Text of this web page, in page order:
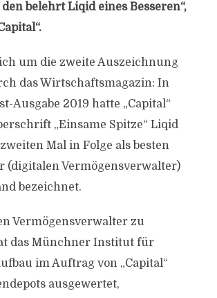
belehrt Liqid eines Besseren“,
um die zweite Auszeichnung
das Wirtschaftsmagazin: In
Ausgabe 2019 hatte „Capital“
„Einsame Spitze“ Liqid
Mal in Folge als besten
(digitalen Vermögensverwalter)
bezeichnet.
Vermögensverwalter zu
das Münchner Institut für
im Auftrag von „Capital“
ausgewertet,